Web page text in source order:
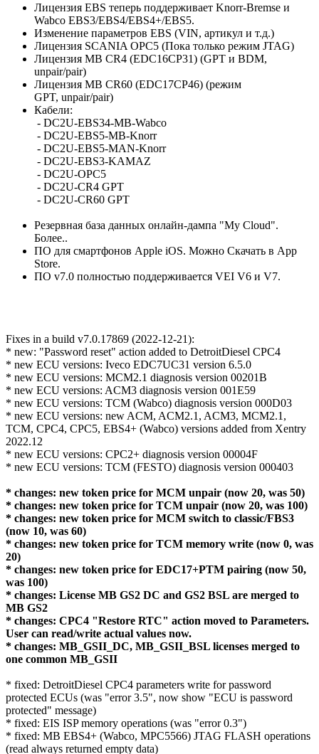
Лицензия EBS теперь поддерживает Knorr-Bremse и
Wabco EBS3/EBS4/EBS4+/EBS5.
Изменение параметров EBS (VIN, артикул и т.д.)
Лицензия SCANIA OPC5 (Пока только режим JTAG)
Лицензия MB CR4 (EDC16CP31) (GPT и BDM,
unpair/pair)
Лицензия MB CR60 (EDC17CP46) (режим
GPT, unpair/pair)
Кабели:
- DC2U-EBS34-MB-Wabco
- DC2U-EBS5-MB-Knorr
- DC2U-EBS5-MAN-Knorr
- DC2U-EBS3-KAMAZ
- DC2U-OPC5
- DC2U-CR4 GPT
- DC2U-CR60 GPT
Резервная база данных онлайн-дампа "My Cloud".
Более..
ПO для смартфонов Apple iOS. Можно Скачать в App
Store.
ПO v7.0 полностью поддерживается VEI V6 и V7.
Fixes in a build v7.0.17869 (2022-12-21):
* new: "Password reset" action added to DetroitDiesel CPC4
* new ECU versions: Iveco EDC7UC31 version 6.5.0
* new ECU versions: MCM2.1 diagnosis version 00201B
* new ECU versions: ACM3 diagnosis version 001E59
* new ECU versions: TCM (Wabco) diagnosis version 000D03
* new ECU versions: new ACM, ACM2.1, ACM3, MCM2.1,
TCM, CPC4, CPC5, EBS4+ (Wabco) versions added from Xentry
2022.12
* new ECU versions: CPC2+ diagnosis version 00004F
* new ECU versions: TCM (FESTO) diagnosis version 000403
* changes: new token price for MCM unpair (now 20, was 50)
* changes: new token price for TCM unpair (now 20, was 100)
* changes: new token price for MCM switch to classic/FBS3
(now 10, was 60)
* changes: new token price for TCM memory write (now 0, was
20)
* changes: new token price for EDC17+PTM pairing (now 50,
was 100)
* changes: License MB GS2 DC and GS2 BSL are merged to
MB GS2
* changes: CPC4 "Restore RTC" action moved to Parameters.
User can read/write actual values now.
* changes: MB_GSII_DC, MB_GSII_BSL licenses merged to
one common MB_GSII
* fixed: DetroitDiesel CPC4 parameters write for password
protected ECUs (was "error 3.5", now show "ECU is password
protected" message)
* fixed: EIS ISP memory operations (was "error 0.3")
* fixed: MB EBS4+ (Wabco, MPC5566) JTAG FLASH operations
(read always returned empty data)